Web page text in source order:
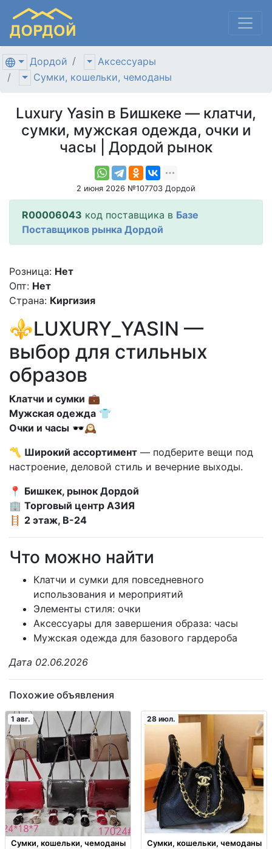
Дордой
Аксессуары
Сумки, кошельки, чемоданы
Luxury Yasin в Бишкеке — клатчи,
сумки, мужская одежда, очки и
часы | Дордой рынок
2 июня 2026 №107703 Дордой
R00006043 код поставщика в Базе
Поставщиков рынка Дордой
Розница: Нет
Опт: Нет
Страна: Киргизия
⚜️LUXURY_YASIN —
выбор для стильных
образов
Клатчи и сумки 💼
Мужская одежда 👕
Очки и часы 🕶🕰️
〽️ Широкий ассортимент — подберите вещи под
настроение, деловой стиль и вечерние выходы.
📍 Бишкек, рынок Дордой
🏢 Торговый центр АЗИЯ
🪜 2 этаж, В-24
Что можно найти
Клатчи и сумки для повседневного
использования и мероприятий
Элементы стиля: очки
Аксессуары для завершения образа: часы
Мужская одежда для базового гардероба
Дата 02.06.2026
Похожие объявления
1 авг.
Сумки, кошельки, чемоданы
28 июл.
Сумки, кошельки, чемоданы